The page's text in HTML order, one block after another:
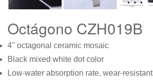
Octágono CZH019B
4'' octagonal ceramic mosaic
Black mixed white dot color
Low-water absorption rate, wear-resistant